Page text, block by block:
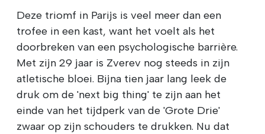
Deze triomf in Parijs is veel meer dan een
trofee in een kast, want het voelt als het
doorbreken van een psychologische barrière.
Met zijn 29 jaar is Zverev nog steeds in zijn
atletische bloei. Bijna tien jaar lang leek de
druk om de 'next big thing' te zijn aan het
einde van het tijdperk van de 'Grote Drie'
zwaar op zijn schouders te drukken. Nu dat